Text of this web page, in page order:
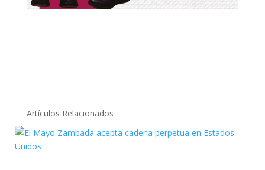
Artículos Relacionados